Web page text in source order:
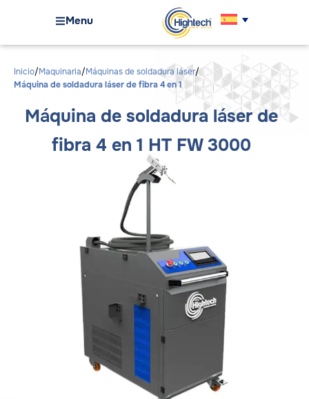
Menu
Inicio Maquinaria Máquinas de soldadura láser
Máquina de soldadura láser de fibra 4 en 1
Máquina de soldadura láser de
fibra 4 en 1 HT FW 3000